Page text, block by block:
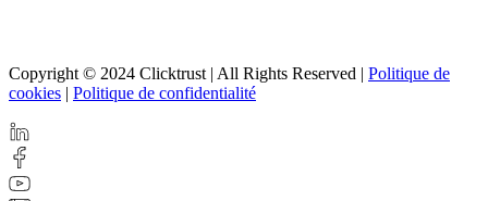
Copyright © 2024 Clicktrust | All Rights Reserved | Politique de
cookies | Politique de confidentialité